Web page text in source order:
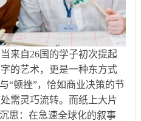
自26国的学子初次提起
的艺术，更是一种东方式
“顿挫”，恰如商业决策的节
需灵巧流转。而纸上大片
思：在急速全球化的叙事